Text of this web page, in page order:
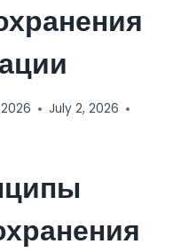
July 2, 2026